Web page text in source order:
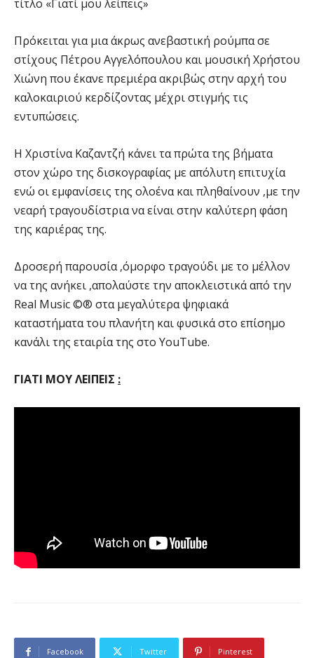
τίτλο «Γιατί μου λείπεις»
Πρόκειται για μια άκρως ανεβαστική ρούμπα σε
στίχους Πέτρου Αγγελόπουλου και μουσική Χρήστου
Χιώνη που έκανε πρεμιέρα ακριβώς στην αρχή του
καλοκαιριού κερδίζοντας μέχρι στιγμής τις
εντυπώσεις.
Η Χριστίνα Καζαντζή κάνει τα πρώτα της βήματα
στον χώρο της δισκογραφίας με απόλυτη επιτυχία
ενώ οι εμφανίσεις της ολοένα και πληθαίνουν ,με την
νεαρή τραγουδίστρια να είναι στην καλύτερη φάση
της καριέρας της.
Δροσερή παρουσία ,όμορφο τραγούδι με το μέλλον
να της ανήκει ,απολαύστε την αποκλειστικά από την
Real Music ©® στα μεγαλύτερα ψηφιακά
καταστήματα του πλανήτη και φυσικά στο επίσημο
κανάλι της εταιρία της στο YouTube.
ΓΙΑΤΙ ΜΟΥ ΛΕΙΠΕΙΣ :
Facebook Twitter Pinterest